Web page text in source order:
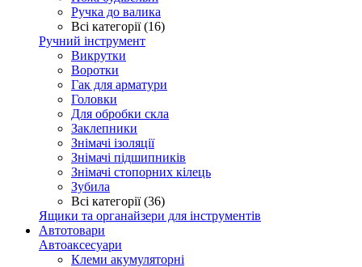
Ручка до валика
Всі категорії (16)
Ручний інструмент
Викрутки
Воротки
Гак для арматури
Головки
Для обробки скла
Заклепники
Знімачі ізоляції
Знімачі підшипників
Знімачі стопорних кілець
Зубила
Всі категорії (36)
Ящики та органайзери для інструментів
Автотовари
Автоаксесуари
Клеми акумуляторні